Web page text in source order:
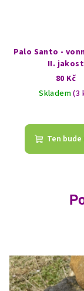
Palo Santo -
II. jakost
80 Kč
Skladem(3
Ten bude